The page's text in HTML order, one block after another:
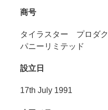
商号
タイラスター プロダ
パニーリミテッド
設立日
17th July 1991